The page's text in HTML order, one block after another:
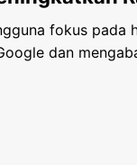
fokus pada
dan